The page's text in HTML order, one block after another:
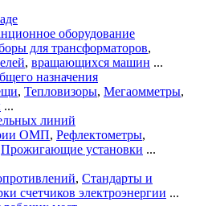
оборудование
для трансформаторов,
, вращающихся машин ...
назначения
, Тепловизоры, Мегаомметры,
...
линий
ОМП, Рефлектометры,
Прожигающие установки ...
, Стандарты и
счетчиков электроэнергии ...